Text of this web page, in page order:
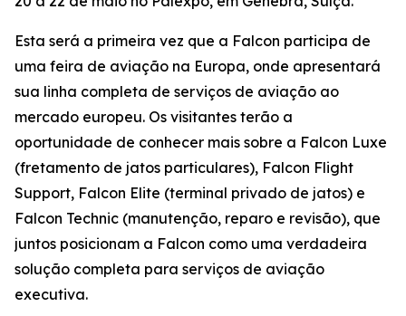
Esta será a primeira vez que a Falcon participa de
uma feira de aviação na Europa, onde apresentará
sua linha completa de serviços de aviação ao
mercado europeu. Os visitantes terão a
oportunidade de conhecer mais sobre a Falcon Luxe
(fretamento de jatos particulares), Falcon Flight
Support, Falcon Elite (terminal privado de jatos) e
Falcon Technic (manutenção, reparo e revisão), que
juntos posicionam a Falcon como uma verdadeira
solução completa para serviços de aviação
executiva.